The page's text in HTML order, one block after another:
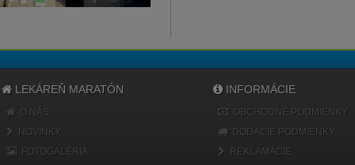
LEKÁREŇ MARATÓN
O NÁS
NOVINKY
FOTOGALÉRIA
INFORMÁCIE
OBCHODNÉ PODMIENKY
DODACIE PODMIENKY
REKLAMÁCIE